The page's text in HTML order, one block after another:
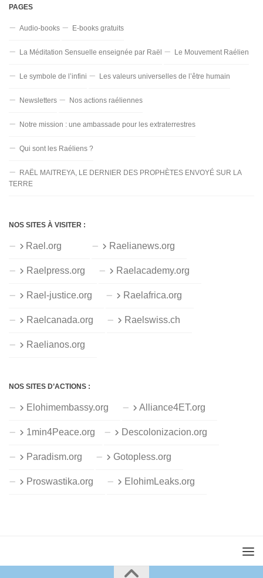
PAGES
Audio-books E-books gratuits
La Méditation Sensuelle enseignée par Raël Le Mouvement Raélien
Le symbole de l’infini Les valeurs universelles de l’être humain
Newsletters Nos actions raéliennes
Notre mission : une ambassade pour les extraterrestres
Qui sont les Raéliens ?
RAËL MAITREYA, LE DERNIER DES PROPHÈTES ENVOYÉ SUR LA
TERRE
NOS SITES À VISITER :
Rael.org Raelianews.org
Raelpress.org Raelacademy.org
Rael-justice.org Raelafrica.org
Raelcanada.org Raelswiss.ch
Raelianos.org
NOS SITES D’ACTIONS :
Elohimembassy.org Alliance4ET.org
1min4Peace.org Descolonizacion.org
Paradism.org Gotopless.org
Proswastika.org ElohimLeaks.org